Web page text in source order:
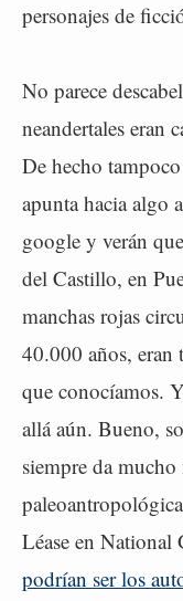
personajes de
No parece
neandertales eran
De hecho
apunta hacia algo
google y verán
del Castillo, en
manchas rojas
40.000 años, eran
que conocíamos.
allá aún. Bueno,
siempre da
Léase en National
podrían ser los